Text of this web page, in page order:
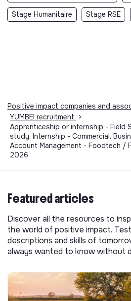
Stage Humanitaire Stage RSE
Positive impact companies and
YUMBEI recruitment
>
Apprenticeship or internship - Field
study, Internship - Commercial,
Account Management - Foodtech
2026
Featured articles
Discover all the resources to
the world of positive impact.
descriptions and skills of
always wanted to know without